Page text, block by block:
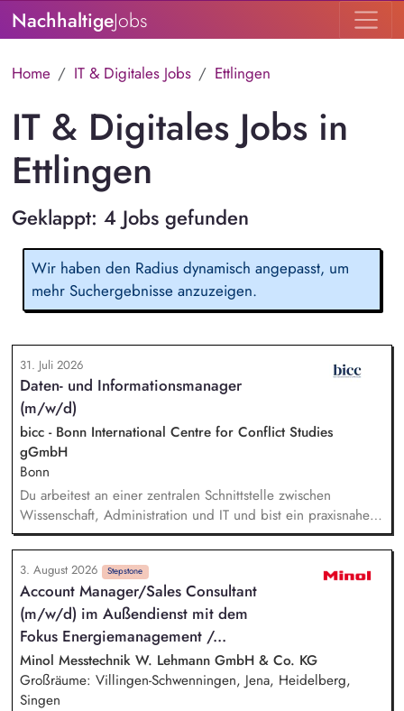
NachhaltigeJobs
Home IT & Digitales Jobs Ettlingen
IT & Digitales Jobs in
Ettlingen
Geklappt: 4 Jobs gefunden
Wir haben den Radius dynamisch angepasst, um
mehr Suchergebnisse anzuzeigen.
31. Juli 2026
Daten- und Informationsmanager
(m/w/d)
bicc - Bonn International Centre for Conflict Studies
gGmbH
Bonn
Du arbeitest an einer zentralen Schnittstelle zwischen
Wissenschaft, Administration und IT und bist ein praxisnaher
Allrounder in den verschiedenen Themenbereichen. In dieser
Rolle betreust Du unsere Bibliothek, entwickelst unser
Forschungsinformationssystem (FIS) und das institutionelle
Forschungsdatenmanagement (FDM) weiter. Du sicherst die
Qualität und Nachvollziehbarkeit von
Forschungsinformationen und unterstützt durch Analysen,
Kennzahlen und Berichte die strategische Steuerung des
Instituts.
3. August 2026 Stepstone
Account Manager/Sales Consultant
(m/w/d) im Außendienst mit dem
Fokus Energiemanagement /...
Minol Messtechnik W. Lehmann GmbH & Co. KG
Großräume: Villingen-Schwenningen, Jena, Heidelberg,
Singen